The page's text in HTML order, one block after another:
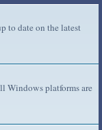
to date on the latest
Windows platforms are